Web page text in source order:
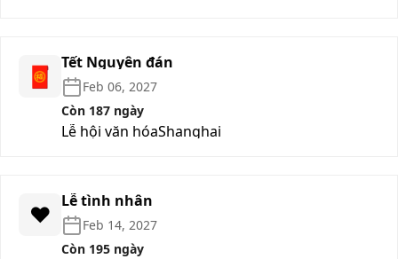
🧧 Tết Nguyên đán
Feb 06, 2027
Còn 187 ngày
Lễ hội văn hóaShanghai
❤️ Lễ tình nhân
Feb 14, 2027
Còn 195 ngày